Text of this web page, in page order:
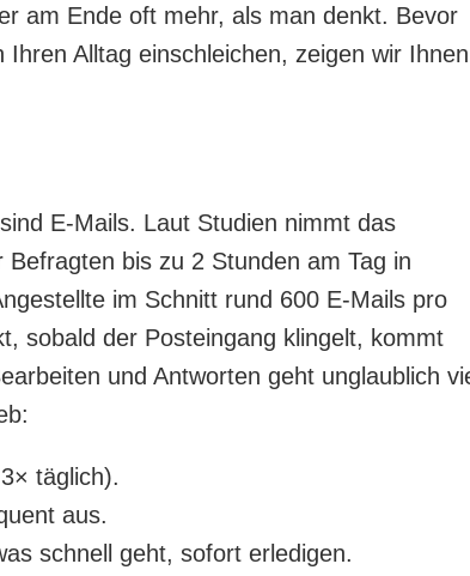
am Ende oft mehr, als man denkt. Bevor
Alltag einschleichen, zeigen wir
E-Mails. Laut Studien nimmt das
bis zu 2 Stunden am Tag in
im Schnitt rund 600 E-Mails pro
sobald der Posteingang klingelt, kommt
und Antworten geht unglaublich
täglich).
aus.
schnell geht, sofort erledigen.